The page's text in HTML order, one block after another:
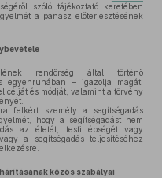
szóló tájékoztató keretében
a panasz előterjesztésének
rendőrség által történő
– igazolja magát,
célját és módját, valamint a törvény
felkért személy a segítségadás
hogy a segítségadást nem
az életét, testi épségét vagy
a segítségadás teljesítéséhez
közös szabályai